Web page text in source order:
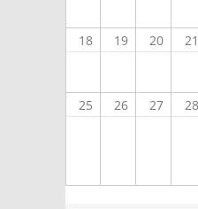
18 19 20 21
25 26 27 28